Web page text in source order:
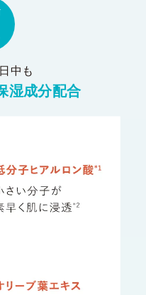
中も
湿成分配合